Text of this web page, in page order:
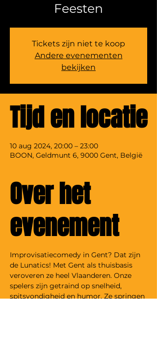
Feesten
Tickets zijn niet te koop
Andere evenementen
bekijken
Tijd en locatie
10 aug 2024, 20:00 – 23:00
BOON, Geldmunt 6, 9000 Gent, België
Over het
evenement
Improvisatiecomedy in Gent? Dat zijn
de Lunatics! Met Gent als thuisbasis
veroveren ze heel Vlaanderen. Onze
spelers zijn getraind op snelheid,
spitsvondigheid en humor. Ze springen